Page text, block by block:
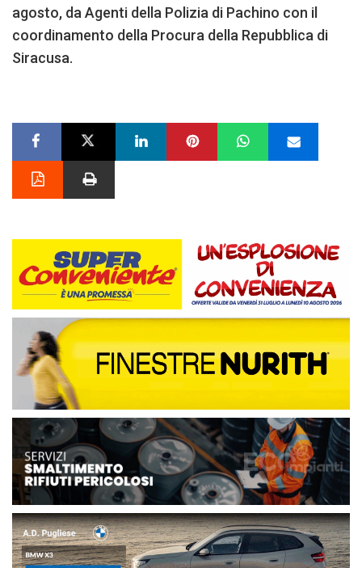
agosto, da Agenti della Polizia di Pachino con il
coordinamento della Procura della Repubblica di
Siracusa.